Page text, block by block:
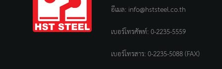
อีเมล: info@hststeel.co.th
เบอร์โทรศัพท์:0-2235-5559
เบอร์โทรสาร: 0-2235-5088 (FAX)